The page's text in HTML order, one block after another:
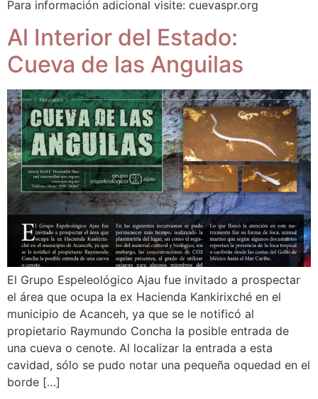
Para información adicional visite: cuevaspr.org
Al Interior del Estado:
Cueva de las Anguilas
El Grupo Espeleológico Ajau fue invitado a prospectar
el área que ocupa la ex Hacienda Kankirixché en el
municipio de Acanceh, ya que se le notificó al
propietario Raymundo Concha la posible entrada de
una cueva o cenote. Al localizar la entrada a esta
cavidad, sólo se pudo notar una pequeña oquedad en el
borde […]